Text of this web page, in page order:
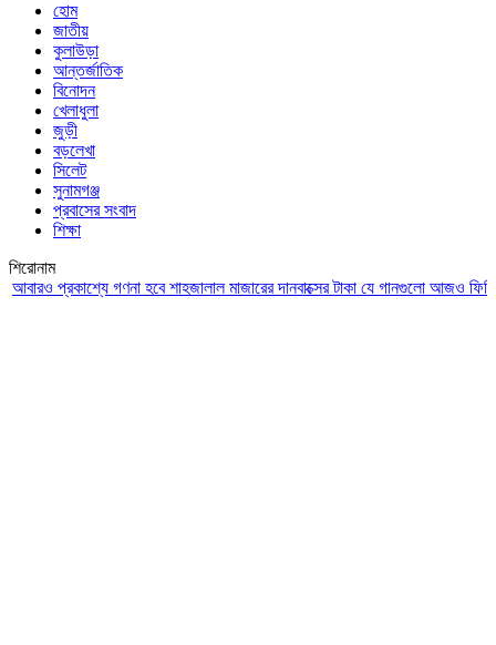
হোম
জাতীয়
কুলাউড়া
আন্তর্জাতিক
বিনোদন
খেলাধুলা
জুড়ী
বড়লেখা
সিলেট
সুনামগঞ্জ
প্রবাসের সংবাদ
শিক্ষা
শিরোনাম
প্রকাশ্যে গণনা হবে শাহজালাল মাজারের দানবাক্সের টাকাযে গানগুলো আজও ফিরিয়ে